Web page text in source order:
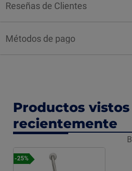
Reseñas de Clientes
Métodos de pago
Productos vistos
recientemente
-25%